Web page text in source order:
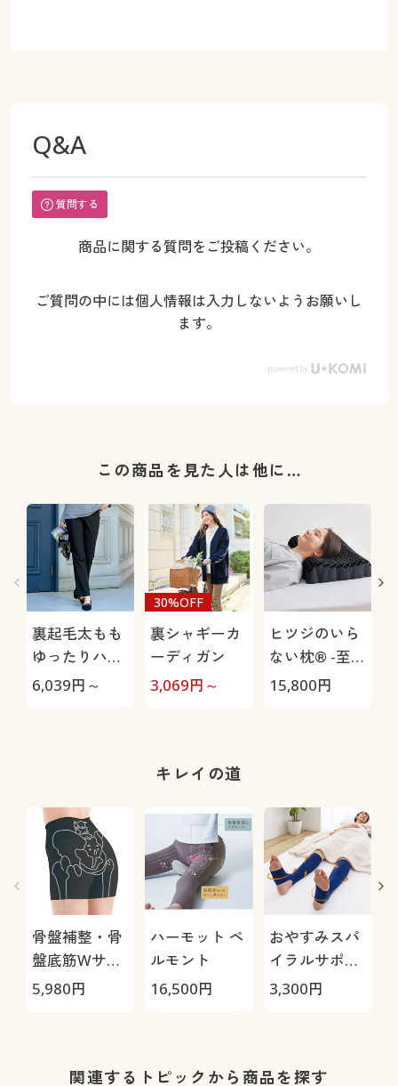
Q&A
質問する
商品に関する質問をご投稿ください。
ご質問の中には個人情報は入力しないようお願いし
ます。
この商品を見た人は他に…
裏起毛太もも
ゆったりハイ
テンションス
6,039円～
裏シャギーカ
ーディガン
30%OFF
3,069円～
ヒツジのいら
ない枕® -至
極-
15,800円
キレイの道
骨盤補整・骨
盤底筋Wサポ
ートガードル
5,980円
ハーモット ペ
ルモント
16,500円
おやすみスパ
イラルサポー
ター(左右セッ
3,300円
関連するトピックから商品を探す